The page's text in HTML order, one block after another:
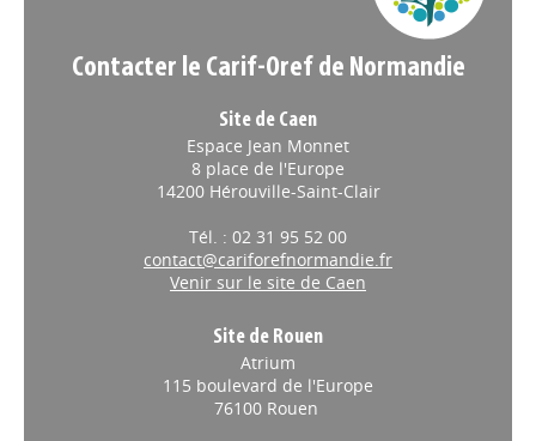
Contacter le Carif-Oref de Normandie
Site de Caen
Espace Jean Monnet
8 place de l'Europe
14200 Hérouville-Saint-Clair
Tél. : 02 31 95 52 00
contact@cariforefnormandie.fr
Venir sur le site de Caen
Site de Rouen
Atrium
115 boulevard de l'Europe
76100 Rouen